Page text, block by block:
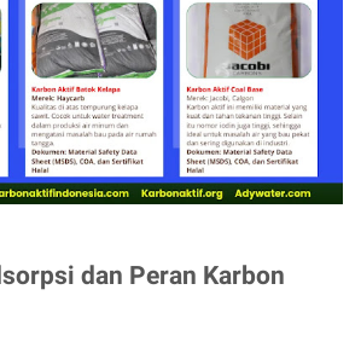
dan Peran Karbon